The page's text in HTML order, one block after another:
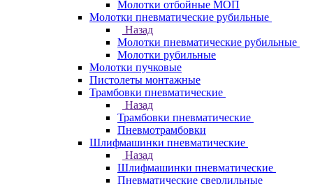
Молотки отбойные МОП
Молотки пневматические рубильные
Назад
Молотки пневматические рубильные
Молотки рубильные
Молотки пучковые
Пистолеты монтажные
Трамбовки пневматические
Назад
Трамбовки пневматические
Пневмотрамбовки
Шлифмашинки пневматические
Назад
Шлифмашинки пневматические
Пневматические сверлильные